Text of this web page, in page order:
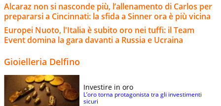
Alcaraz non si nasconde più, l’allenamento di Carlos per
prepararsi a Cincinnati: la sfida a Sinner ora è più vicina
Europei Nuoto, l'Italia è subito oro nei tuffi: il Team
Event domina la gara davanti a Russia e Ucraina
Gioielleria Delfino
Investire in oro
L’oro torna protagonista tra gli investimenti
sicuri